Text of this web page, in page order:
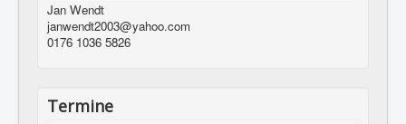
Jan Wendt
janwendt2003@yahoo.com
0176 1036 5826
Termine